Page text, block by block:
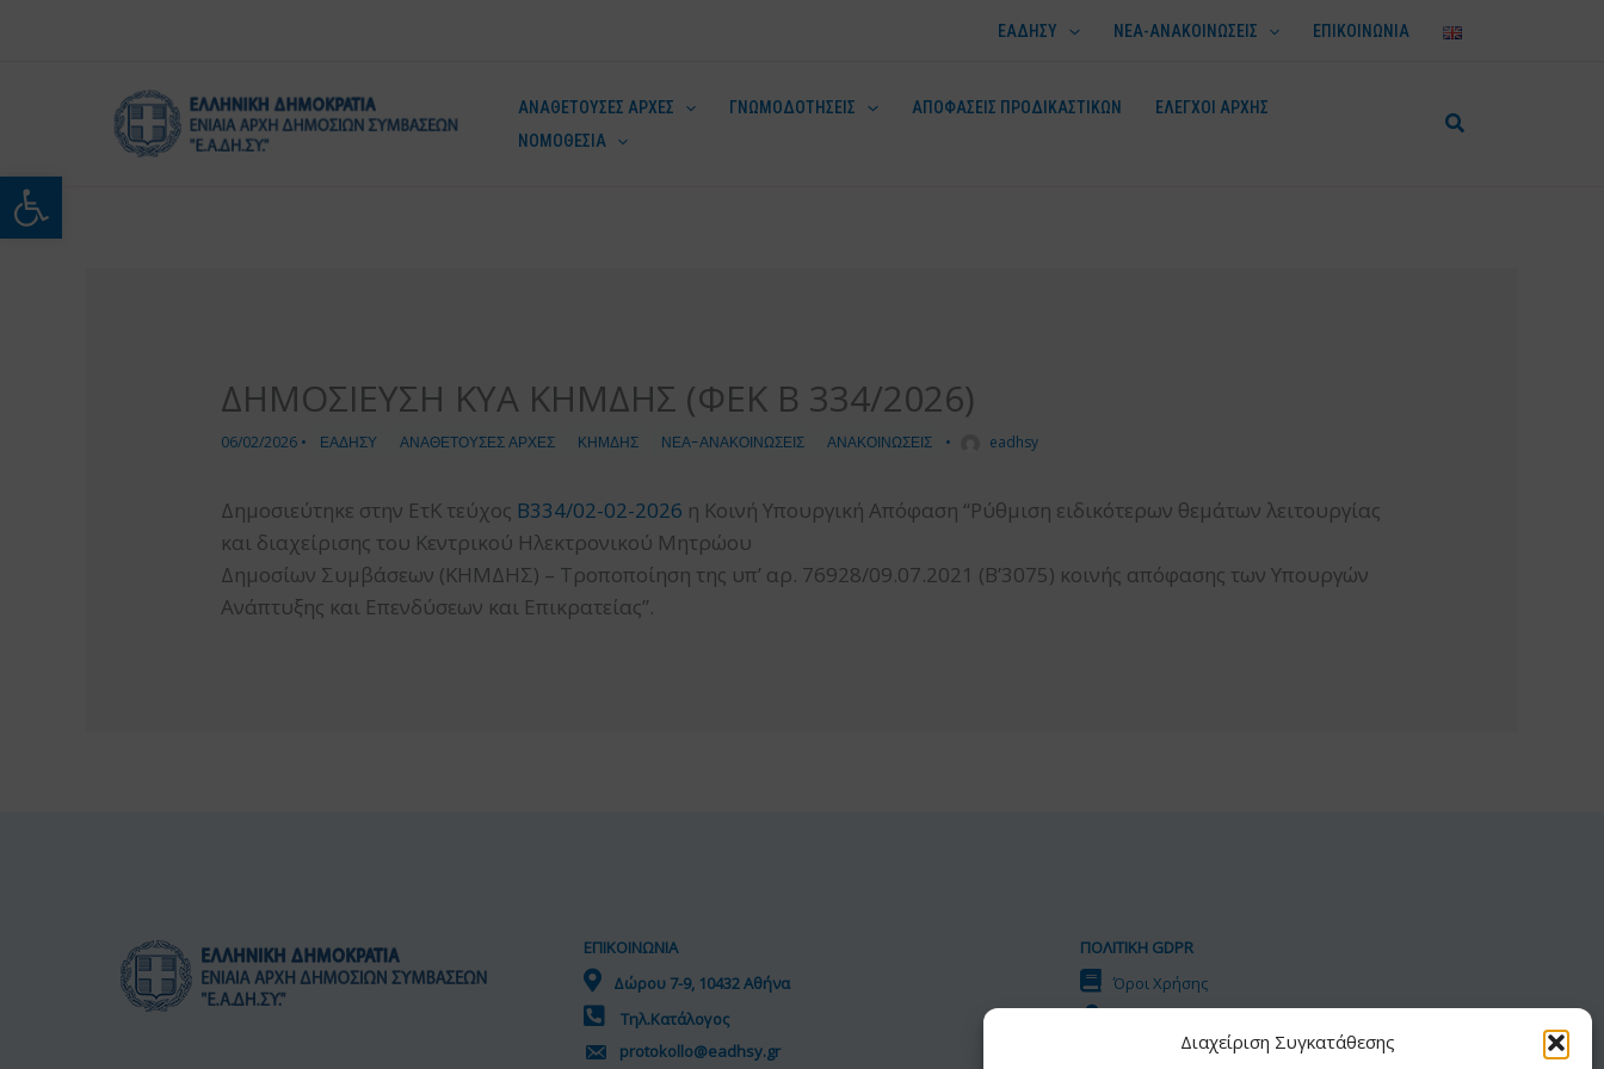
Ανοίξτε τη γραμμή εργαλείων
Διαχείριση Συγκατάθεσης
ΕΑΔΗΣΥ ΝΕΑ-ΑΝΑΚΟΙΝΩΣΕΙΣ ΕΠΙΚΟΙΝΩΝΙΑ
ΑΝΑΘΕΤΟΥΣΕΣ ΑΡΧΕΣ ΓΝΩΜΟΔΟΤΗΣΕΙΣ ΑΠΟΦΑΣΕΙΣ ΠΡΟΔΙΚΑΣΤΙΚΩΝ
ΕΛΕΓΧΟΙ ΑΡΧΗΣ
ΝΟΜΟΘΕΣΙΑ
ΔΗΜΟΣΙΕΥΣΗ ΚΥΑ ΚΗΜΔΗΣ (ΦΕΚ Β 334/2026)
06/02/2026 • ΕΑΔΗΣΥ ΑΝΑΘΕΤΟΥΣΕΣ ΑΡΧΕΣ ΚΗΜΔΗΣ ΝΕΑ-ΑΝΑΚΟΙΝΩΣΕΙΣ ΑΝΑΚΟΙΝΩΣΕΙΣ • eadhsy
Δημοσιεύτηκε στην ΕτΚ τεύχος Β334/02-02-2026 η Κοινή Υπουργική Απόφαση “Ρύθμιση ειδικότερων θεμάτων λειτουργίας
και διαχείρισης του Κεντρικού Ηλεκτρονικού Μητρώου
Δημοσίων Συμβάσεων (ΚΗΜΔΗΣ) – Τροποποίηση της υπ’ αρ. 76928/09.07.2021 (Β’3075) κοινής απόφασης των Υπουργών
Ανάπτυξης και Επενδύσεων και Επικρατείας”.
ΕΠΙΚΟΙΝΩΝΙΑ
Δώρου 7-9, 10432 Αθήνα
Τηλ.Κατάλογος
protokollo@eadhsy.gr
ΠΟΛΙΤΙΚΗ GDPR
Όροι Χρήσης
Πολιτική Cookies